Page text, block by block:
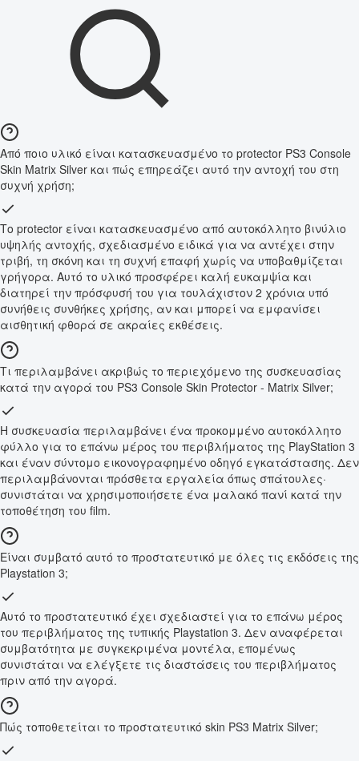
Από ποιο υλικό είναι κατασκευασμένο το protector PS3 Console
Skin Matrix Silver και πώς επηρεάζει αυτό την αντοχή του στη
συχνή χρήση;
Το protector είναι κατασκευασμένο από αυτοκόλλητο βινύλιο
υψηλής αντοχής, σχεδιασμένο ειδικά για να αντέχει στην
τριβή, τη σκόνη και τη συχνή επαφή χωρίς να υποβαθμίζεται
γρήγορα. Αυτό το υλικό προσφέρει καλή ευκαμψία και
διατηρεί την πρόσφυσή του για τουλάχιστον 2 χρόνια υπό
συνήθεις συνθήκες χρήσης, αν και μπορεί να εμφανίσει
αισθητική φθορά σε ακραίες εκθέσεις.
Τι περιλαμβάνει ακριβώς το περιεχόμενο της συσκευασίας
κατά την αγορά του PS3 Console Skin Protector - Matrix Silver;
Η συσκευασία περιλαμβάνει ένα προκομμένο αυτοκόλλητο
φύλλο για το επάνω μέρος του περιβλήματος της PlayStation 3
και έναν σύντομο εικονογραφημένο οδηγό εγκατάστασης. Δεν
περιλαμβάνονται πρόσθετα εργαλεία όπως σπάτουλες·
συνιστάται να χρησιμοποιήσετε ένα μαλακό πανί κατά την
τοποθέτηση του film.
Είναι συμβατό αυτό το προστατευτικό με όλες τις εκδόσεις της
Playstation 3;
Αυτό το προστατευτικό έχει σχεδιαστεί για το επάνω μέρος
του περιβλήματος της τυπικής Playstation 3. Δεν αναφέρεται
συμβατότητα με συγκεκριμένα μοντέλα, επομένως
συνιστάται να ελέγξετε τις διαστάσεις του περιβλήματος
πριν από την αγορά.
Πώς τοποθετείται το προστατευτικό skin PS3 Matrix Silver;